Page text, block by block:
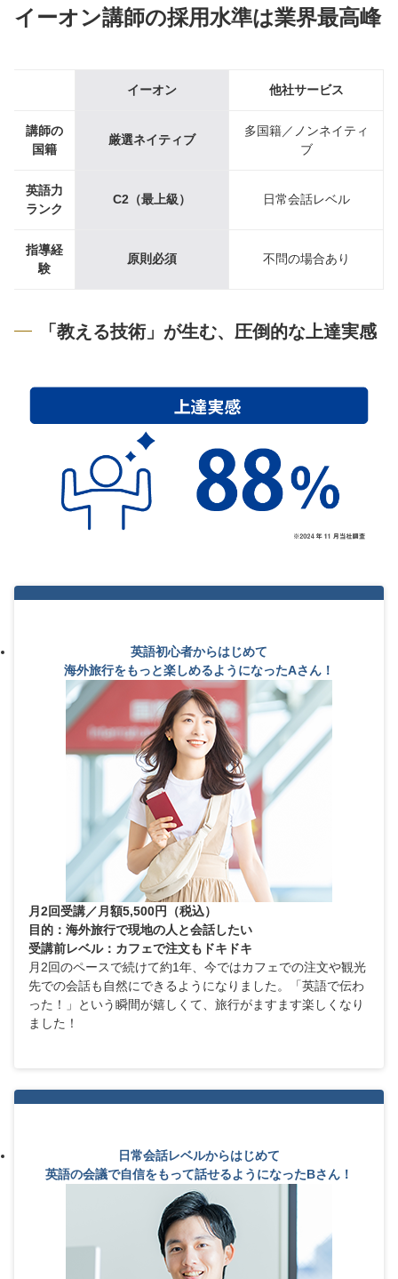
イーオン講師の採用水準は業界最高峰
イーオン 他社サービス
講師の
国籍
厳選ネイティブ
多国籍／ノンネイティ
ブ
英語力
ランク
C2（最上級） 日常会話レベル
指導経
験
原則必須 不問の場合あり
「教える技術」が生む、圧倒的な上達実感
英語初心者からはじめて
海外旅行をもっと楽しめるようになったAさん！
月2回受講／月額5,500円（税込）
目的：海外旅行で現地の人と会話したい
受講前レベル：カフェで注文もドキドキ
月2回のペースで続けて約1年、今ではカフェでの注文や観光
先での会話も自然にできるようになりました。「英語で伝わ
った！」という瞬間が嬉しくて、旅行がますます楽しくなり
ました！
日常会話レベルからはじめて
英語の会議で自信をもって話せるようになったBさん！